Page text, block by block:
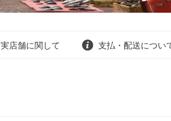
実店舗に関して 支払・配送につい